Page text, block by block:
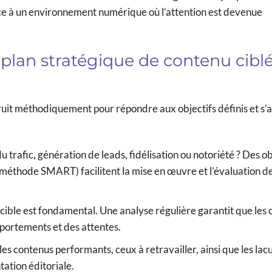
à un environnement numérique où l’attention est devenue
stratégique de contenu
méthodiquement pour répondre aux objectifs définis et
trafic, génération de leads, fidélisation ou notoriété ? Des
SMART) facilitent la mise en œuvre et l’évaluation
est fondamental. Une analyse régulière garantit que les
et des attentes.
contenus performants, ceux à retravailler, ainsi que les
éditoriale.